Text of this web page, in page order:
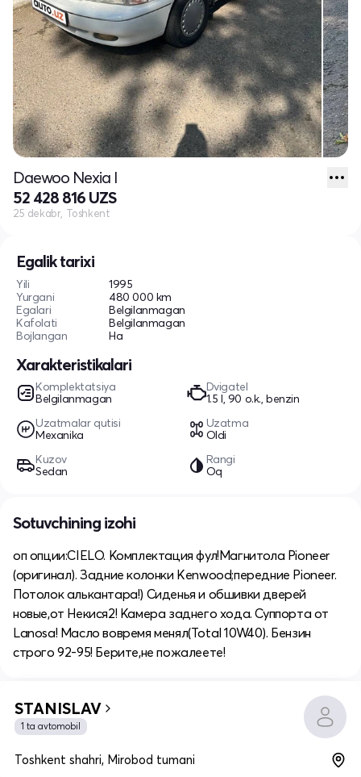
Egalik tarixi
Yili
1995
Yurgani
480 000 km
Egalari
Belgilanmagan
Kafolati
Belgilanmagan
Bojlangan
Ha
Xarakteristikalari
Komplektatsiya
Belgilanmagan
Dvigatel
1.5 l, 90 o.k., benzin
Uzatmalar qutisi
Mexanika
Uzatma
Oldi
Kuzov
Sedan
Rangi
Oq
Daewoo Nexia I
52 428 816 UZS
25 dekabr, Toshkent
Sotuvchining izohi
оп опции:CIELO. Комплектация фул!Магнитола Pioneer
(оригинал). Задние колонки Kenwood;передние Pioneer.
Потолок алькантара!) Сиденья и обшивки дверей
новые,от Некися2! Камера заднего хода. Суппорта от
Lanosa! Масло вовремя менял(Total 10W40). Бензин
строго 92-95! Берите,не пожалеете!
STANISLAV
1 ta avtomobil
Toshkent shahri, Mirobod tumani